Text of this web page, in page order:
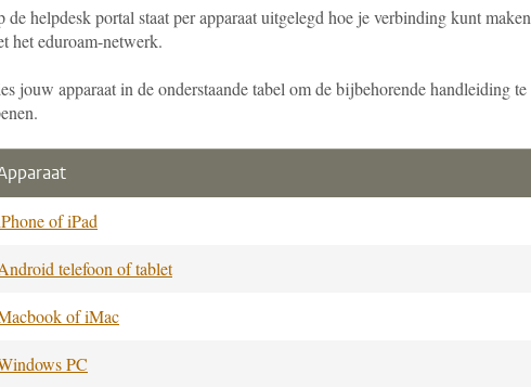
de helpdesk portal staat per apparaat uitgelegd hoe je verbinding kunt maken
het eduroam-netwerk.
jouw apparaat in de onderstaande tabel om de bijbehorende handleiding te
of iPad
telefoon of tablet
of iMac
PC